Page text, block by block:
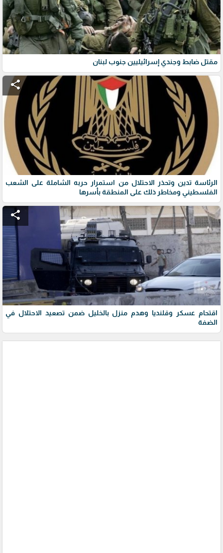
مقتل ضابط وجندي إسرائيليين جنوب لبنان
share
الرئاسة تدين وتحذر الاحتلال من استمرار حربه الشاملة على الشعب
الفلسطيني ومخاطر ذلك على المنطقة بأسرها
share
اقتحام عسكر وقلنديا وهدم منزل بالخليل ضمن تصعيد الاحتلال في
الضفة